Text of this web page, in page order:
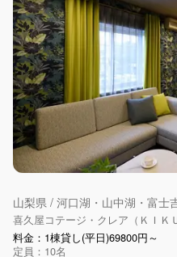
山梨県 / 河口湖・山中湖・富士
喜久屋コテージ・クレア（ＫＩ
料金：1棟貸し(平日)69800円～
定員：10名